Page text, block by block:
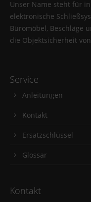
Unser Name steht für
elektronische
Büromöbel, Beschläge
die Objektsicherheit
Service
Anleitungen
Kontakt
Ersatzschlüssel
Glossar
Kontakt